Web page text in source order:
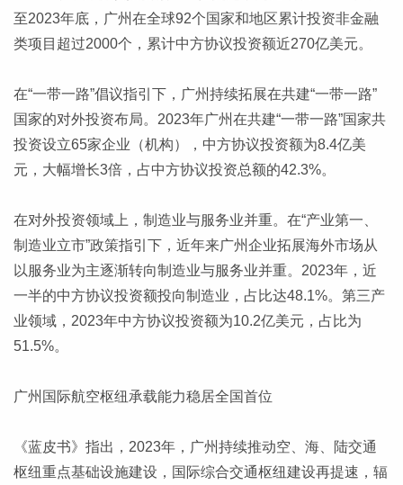
至2023年底，广州在全球92个国家和地区累计投资非金融
类项目超过2000个，累计中方协议投资额近270亿美元。
在“一带一路”倡议指引下，广州持续拓展在共建“一带一路”
国家的对外投资布局。2023年广州在共建“一带一路”国家共
投资设立65家企业（机构），中方协议投资额为8.4亿美
元，大幅增长3倍，占中方协议投资总额的42.3%。
在对外投资领域上，制造业与服务业并重。在“产业第一、
制造业立市”政策指引下，近年来广州企业拓展海外市场从
以服务业为主逐渐转向制造业与服务业并重。2023年，近
一半的中方协议投资额投向制造业，占比达48.1%。第三产
业领域，2023年中方协议投资额为10.2亿美元，占比为
51.5%。
广州国际航空枢纽承载能力稳居全国首位
《蓝皮书》指出，2023年，广州持续推动空、海、陆交通
枢纽重点基础设施建设，国际综合交通枢纽建设再提速，辐